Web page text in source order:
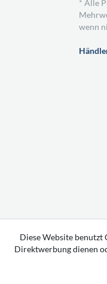
* Alle
wenn
Diese Website benutzt
Direktwerbung dienen